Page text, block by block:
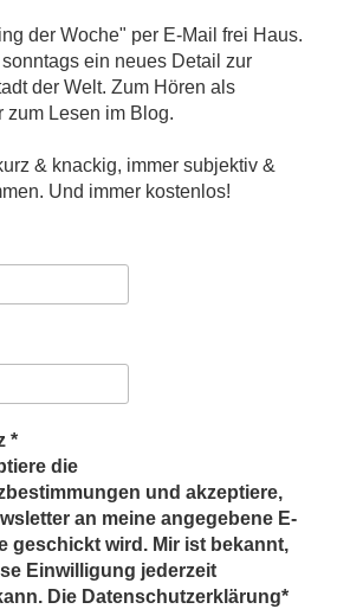
der Woche" per E-Mail frei Haus.
ein neues Detail zur
der Welt. Zum Hören als
zum Lesen im Blog.
& knackig, immer subjektiv &
Und immer kostenlos!
*
die
und akzeptiere,
an meine angegebene E-
geschickt wird. Mir ist bekannt,
Einwilligung jederzeit
Die Datenschutzerklärung*